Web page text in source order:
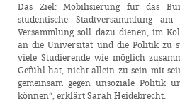
Das Ziel: Mobilisierung für das
studentische Stadtversammlung
Versammlung soll dazu dienen, im
an die Universität und die Politik zu
viele Studierende wie möglich
Gefühl hat, nicht allein zu sein mit
gemeinsam gegen unsoziale Politik
können“, erklärt Sarah Heidebrecht.